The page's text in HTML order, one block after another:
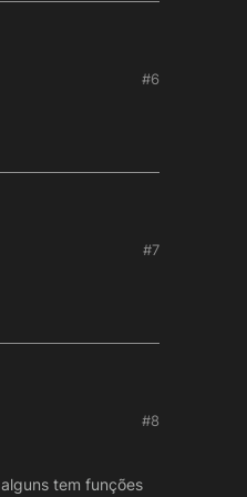
#6
#7
#8
tem funções